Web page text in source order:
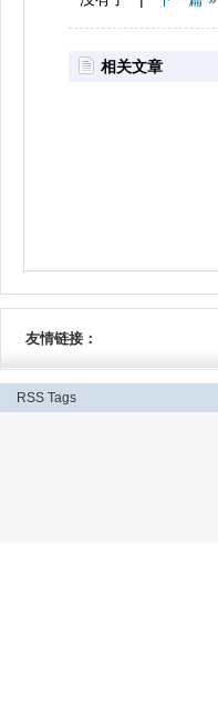
相关文章
友情链接：
RSS Tags